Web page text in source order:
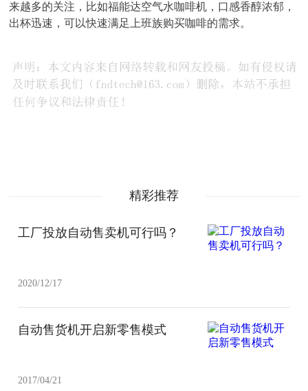
来越多的关注，比如福能达空气水咖啡机，口感香醇浓郁，
出杯迅速，可以快速满足上班族购买咖啡的需求。
精彩推荐
工厂投放自动售卖机可行吗？
2020/12/17
自动售货机开启新零售模式
2017/04/21